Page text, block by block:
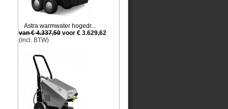
Astra warmwater hogedr...
van € 4.337,50 voor € 3.629,62
(incl. BTW)